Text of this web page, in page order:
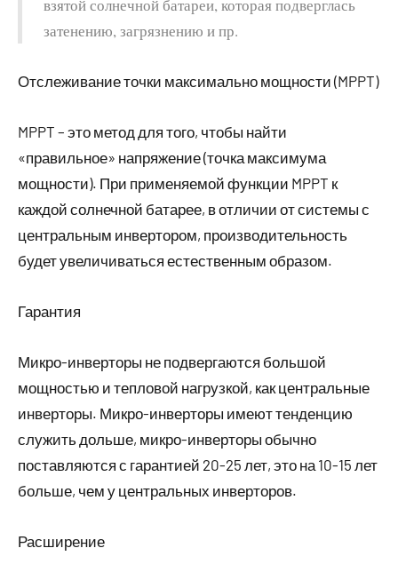
взятой солнечной батареи, которая подверглась
затенению, загрязнению и пр.
Отслеживание точки максимально мощности (MPPT)
MPPT – это метод для того, чтобы найти
«правильное» напряжение (точка максимума
мощности). При применяемой функции MPPT к
каждой солнечной батарее, в отличии от системы с
центральным инвертором, производительность
будет увеличиваться естественным образом.
Гарантия
Микро-инверторы не подвергаются большой
мощностью и тепловой нагрузкой, как центральные
инверторы. Микро-инверторы имеют тенденцию
служить дольше, микро-инверторы обычно
поставляются с гарантией 20-25 лет, это на 10-15 лет
больше, чем у центральных инверторов.
Расширение